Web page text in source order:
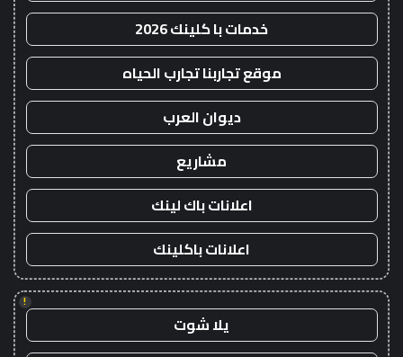
خدمات با كلينك 2026
موقع تجاربنا تجارب الحياه
ديوان العرب
مشاريع
اعلانات باك لينك
اعلانات باكلينك
!
يلا شوت